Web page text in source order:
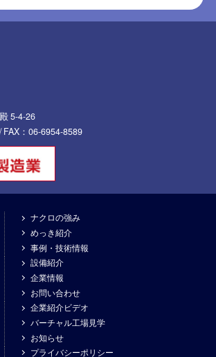
5-4-26
FAX：06-6954-8589
ナクロの強み
めっき紹介
事例・技術情報
設備紹介
企業情報
お問い合わせ
企業紹介ビデオ
バーチャル工場見学
お知らせ
プライバシーポリシー